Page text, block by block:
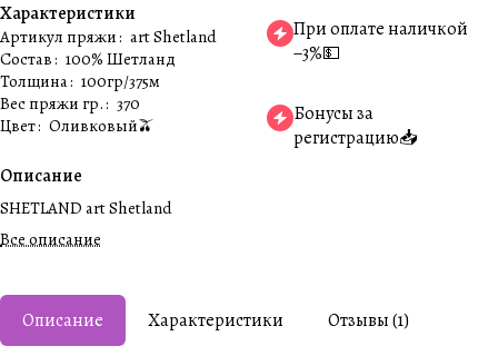
Характеристики
Артикул пряжи: art Shetland
Состав: 100% Шетланд
Толщина: 100гр/375м
Вес пряжи гр.: 370
Цвет: Оливковый🫒
Описание
SHETLAND art Shetland
Все описание
При оплате наличкой
−3%💵
Бонусы за
регистрацию📥
Описание Характеристики Отзывы (1)